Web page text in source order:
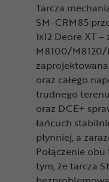
Tarcza
SM-CRM85
1x12 Deore XT
M8100/M8120/
oraz całego
trudnego
oraz DCE+
łańcuch
płynniej, a
Połączenie
tym, że tarcza